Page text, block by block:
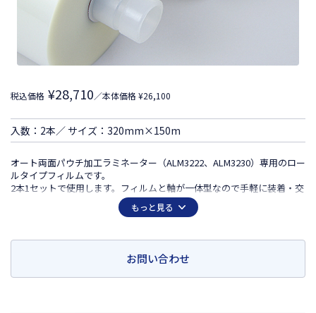
税込価格 ¥28,710／本体価格 ¥26,100
入数：2本／ サイズ：320mm×150m
オート両面パウチ加工ラミネーター（ALM3222、ALM3230）専用のロー
ルタイプフィルムです。
2本1セットで使用します。フィルムと軸が一体型なので手軽に装着・交
軸に取り付けられたICチップがフィルム残量や加工時の設定の情報を自
静電防止機能が付いたフィルムなので、ラミネート後もゴミやホコリを
接着が難しかったオンデマンド印刷の出力物にも高い接着強度が得られ
ます。
もっと見る
お問い合わせ